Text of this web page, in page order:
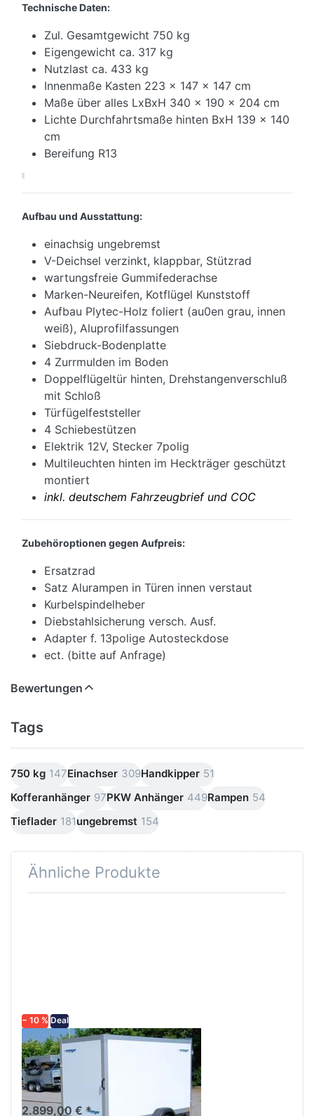
Technische Daten:
Zul. Gesamtgewicht 750 kg
Eigengewicht ca. 317 kg
Nutzlast ca. 433 kg
Innenmaße Kasten 223 x 147 x 147 cm
Maße über alles LxBxH 340 x 190 x 204 cm
Lichte Durchfahrtsmaße hinten BxH 139 x 140
cm
Bereifung R13
Aufbau und Ausstattung:
einachsig ungebremst
V-Deichsel verzinkt, klappbar, Stützrad
wartungsfreie Gummifederachse
Marken-Neureifen, Kotflügel Kunststoff
Aufbau Plytec-Holz foliert (au0en grau, innen
weiß), Aluprofilfassungen
Siebdruck-Bodenplatte
4 Zurrmulden im Boden
Doppelflügeltür hinten, Drehstangenverschluß
mit Schloß
Türfügelfeststeller
4 Schiebestützen
Elektrik 12V, Stecker 7polig
Multileuchten hinten im Heckträger geschützt
montiert
inkl. deutschem Fahrzeugbrief und COC
Zubehöroptionen gegen Aufpreis:
Ersatzrad
Satz Alurampen in Türen innen verstaut
Kurbelspindelheber
Diebstahlsicherung versch. Ausf.
Adapter f. 13polige Autosteckdose
ect. (bitte auf Anfrage)
Bewertungen
Tags
750 kg 147Einachser 309Handkipper 51
Kofferanhänger 97PKW Anhänger 449Rampen 54
Tieflader 181ungebremst 154
Ähnliche Produkte
− 10 % Deal
WM MEYER
AZ 7525/126
Koffer Anhänger 250 cm
ungebremst Sandwich weiß
2.899,00 € *